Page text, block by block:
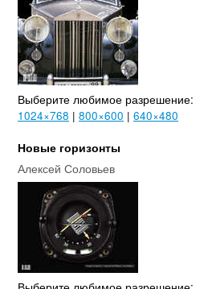
Выберите любимое разрешение:
1024×768 | 800×600 | 640×480
Новые горизонты
Алексей Соловьев